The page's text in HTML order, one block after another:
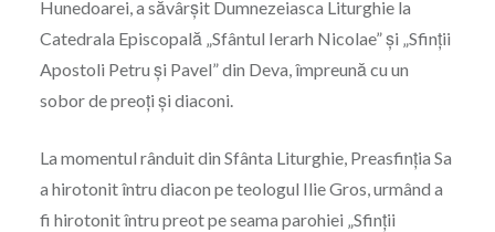
Hunedoarei, a săvârșit Dumnezeiasca Liturghie la
Catedrala Episcopală „Sfântul Ierarh Nicolae” și „Sfinții
Apostoli Petru și Pavel” din Deva, împreună cu un
sobor de preoți și diaconi.
La momentul rânduit din Sfânta Liturghie, Preasfinția Sa
a hirotonit întru diacon pe teologul Ilie Gros, urmând a
fi hirotonit întru preot pe seama parohiei „Sfinții